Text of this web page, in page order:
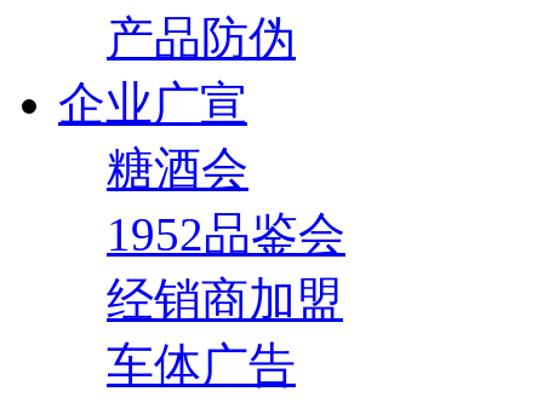
产品防伪
企业广宣
糖酒会
1952品鉴会
经销商加盟
车体广告